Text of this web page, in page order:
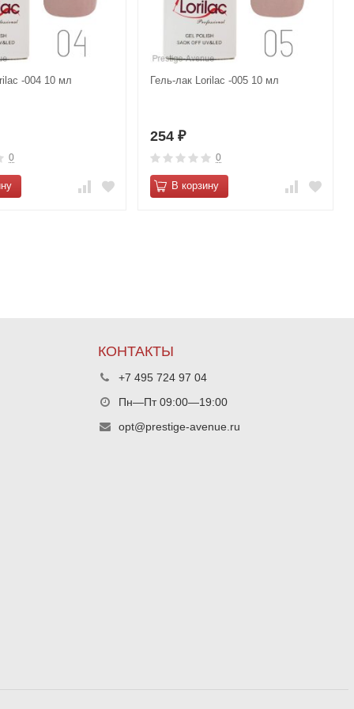
-004 10 мл
0
Гель-лак Lorilac -005 10 мл
254 ₽
0
В корзину
КОНТАКТЫ
+7 495 724 97 04
Пн—Пт 09:00—19:00
opt@prestige-avenue.ru